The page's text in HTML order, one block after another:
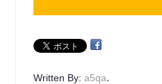
Written By:a5qa.